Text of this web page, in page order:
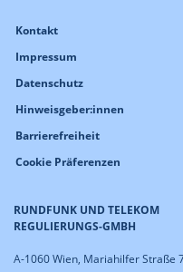
RUNDFUNK UND TELEKOM
REGULIERUNGS-GMBH
A-1060 Wien, Mariahilfer Straße
Kontakt
Impressum
Datenschutz
Hinweisgeber:innen
Barrierefreiheit
Cookie Präferenzen